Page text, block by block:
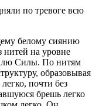
по тревоге всю
белому сиянию
нитей на уровне
Силы. По нитям
образовывая
почти без
брешь легко